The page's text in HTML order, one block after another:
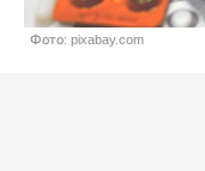
Фото: pixabay.com